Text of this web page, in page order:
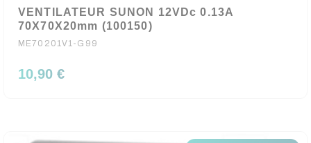
VENTILATEUR SUNON 12VDc 0.13A
70X70X20mm (100150)
ME70201V1-G99
10,90 €